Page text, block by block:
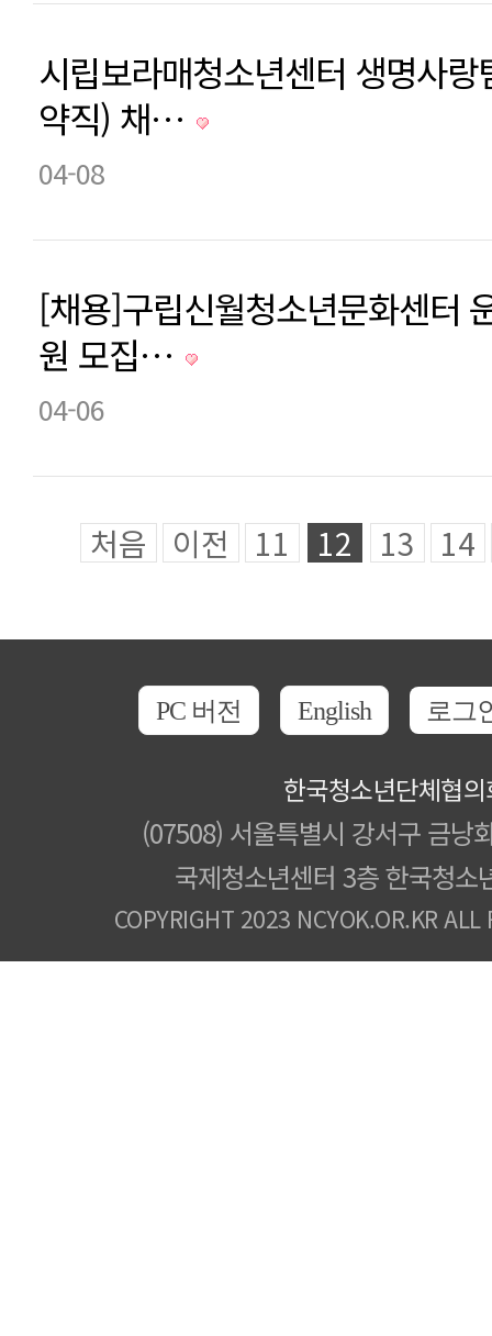
시립보라매청소년센터 생명사
약직) 채…
04-08
[채용]구립신월청소년문화센터
원 모집…
04-06
처음 이전 11 12 13 14
PC 버전 English 로그
한국청소년단체협
(07508) 서울특별시 강서구 금낭
국제청소년센터 3층 한국청소
COPYRIGHT 2023 NCYOK.OR.KR ALL